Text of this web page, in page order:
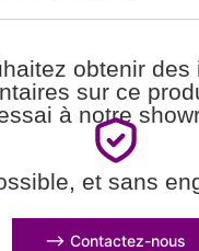
obtenir des
sur ce
à notre
et sans
⟶ Contactez-nous